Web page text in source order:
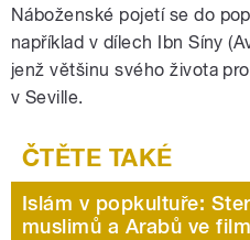
Náboženské pojetí se do
například v dílech Ibn Síny
jenž většinu svého života
v Seville.
Islám v popkultuře:
muslimů a Arabů ve